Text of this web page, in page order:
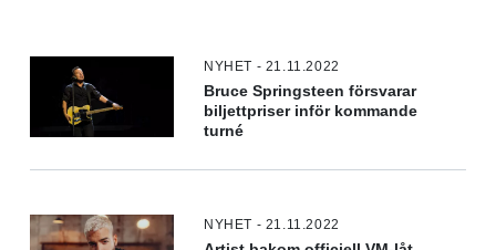
NYHET - 21.11.2022
Bruce Springsteen försvarar
biljettpriser inför kommande
turné
NYHET - 21.11.2022